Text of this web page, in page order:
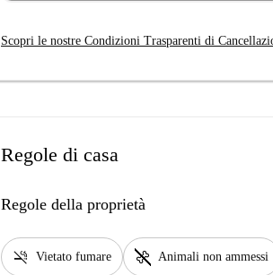
Scopri le nostre Condizioni Trasparenti di
Regole di casa
Regole della proprietà
smoke_free Vietato fumare pet_supplies Animali non ammessi